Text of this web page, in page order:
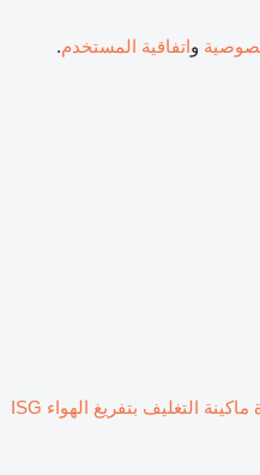
واتفاقية المستخدم.
جديدة ماكينة التغليف بتفريغ الهواء ISG